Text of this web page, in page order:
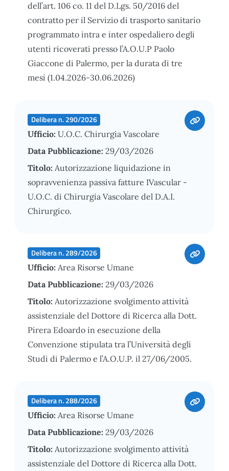
dell’art. 106 co. 11 del D.Lgs. 50/2016 del
contratto per il Servizio di trasporto sanitario
programmato intra e inter ospedaliero degli
utenti ricoverati presso l’A.O.U.P Paolo
Giaccone di Palermo, per la durata di tre
mesi (1.04.2026-30.06.2026)
Delibera n. 290/2026
Ufficio: U.O.C. Chirurgia Vascolare
Data Pubblicazione: 29/03/2026
Titolo: Autorizzazione liquidazione in
sopravvenienza passiva fatture IVascular -
U.O.C. di Chirurgia Vascolare del D.A.I.
Chirurgico.
Delibera n. 289/2026
Ufficio: Area Risorse Umane
Data Pubblicazione: 29/03/2026
Titolo: Autorizzazione svolgimento attività
assistenziale del Dottore di Ricerca alla Dott.
Pirera Edoardo in esecuzione della
Convenzione stipulata tra l’Università degli
Studi di Palermo e l’A.O.U.P. il 27/06/2005.
Delibera n. 288/2026
Ufficio: Area Risorse Umane
Data Pubblicazione: 29/03/2026
Titolo: Autorizzazione svolgimento attività
assistenziale del Dottore di Ricerca alla Dott.